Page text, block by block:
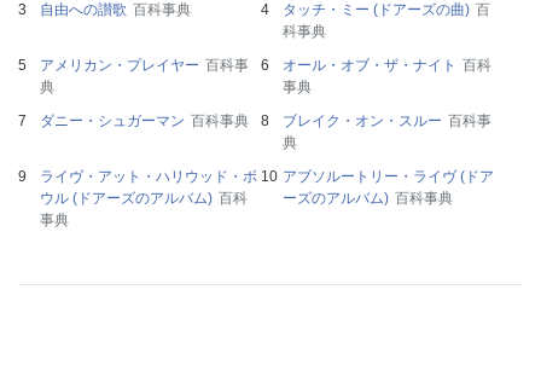
自由への讃歌 百科事典 タッチ・ミー (ドアーズの曲) 百
科事典
アメリカン・プレイヤー 百科事
典
オール・オブ・ザ・ナイト 百科
事典
ダニー・シュガーマン 百科事典 ブレイク・オン・スルー 百科事
典
ライヴ・アット・ハリウッド・ボ
ウル (ドアーズのアルバム) 百科
事典
アブソルートリー・ライヴ (ドア
ーズのアルバム) 百科事典